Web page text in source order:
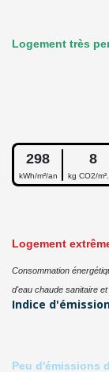
Logement très
298
kWh/m²/an
8
kg CO2/
Logement
Consommation
d'eau chaude sanitaire
Indice
Peu d'émissions